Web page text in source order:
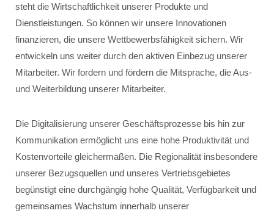
steht die Wirtschaftlichkeit unserer Produkte und
Dienstleistungen. So können wir unsere Innovationen
finanzieren, die unsere Wettbewerbsfähigkeit sichern. Wir
entwickeln uns weiter durch den aktiven Einbezug unserer
Mitarbeiter. Wir fordern und fördern die Mitsprache, die Aus-
und Weiterbildung unserer Mitarbeiter.
Die Digitalisierung unserer Geschäftsprozesse bis hin zur
Kommunikation ermöglicht uns eine hohe Produktivität und
Kostenvorteile gleichermaßen. Die Regionalität insbesondere
unserer Bezugsquellen und unseres Vertriebsgebietes
begünstigt eine durchgängig hohe Qualität, Verfügbarkeit und
gemeinsames Wachstum innerhalb unserer